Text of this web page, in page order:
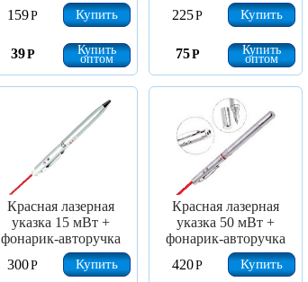
159Р Купить
39Р Купить
оптом
225Р Купить
75Р Купить
оптом
Красная лазерная
указка 15 мВт +
фонарик-авторучка
300Р Купить
Красная лазерная
указка 50 мВт +
фонарик-авторучка
420Р Купить